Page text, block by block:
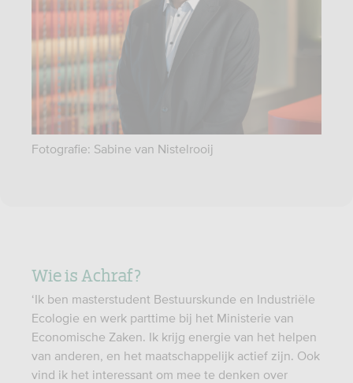
Fotografie: Sabine van Nistelrooij
Wie is Achraf?
‘Ik ben masterstudent Bestuurskunde en Industriële
Ecologie en werk parttime bij het Ministerie van
Economische Zaken. Ik krijg energie van het helpen
van anderen, en het maatschappelijk actief zijn. Ook
vind ik het interessant om mee te denken over